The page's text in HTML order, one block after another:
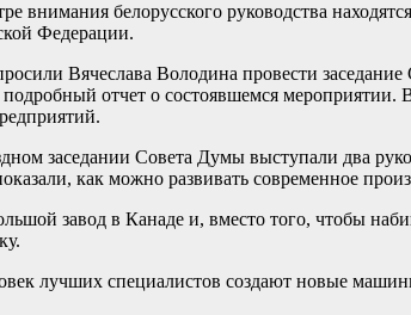
белорусского руководства
Федерации.
Вячеслава Володина провести
отчет о состоявшемся мероприятии.
заседании Совета Думы выступали два
как можно развивать современное
завод в Канаде и, вместо того, чтобы
лучших специалистов создают новые